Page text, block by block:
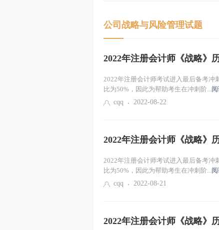
社会主义收入分配制度、社会主义市
市场需求（一）
市场需求（二）
市场供给
公司战略与风险管理试题
2022年注册会计师《战略》
2022年注册会计师考试进入最后备考冲
比为50%，因此为帮助考生在冲刺阶...
cqq
2022-08-22
2022年注册会计师《战略》
2022年注册会计师考试进入最后备考冲
比为50%，因此为帮助考生在冲刺阶...
cqq
2022-08-21
2022年注册会计师《战略》